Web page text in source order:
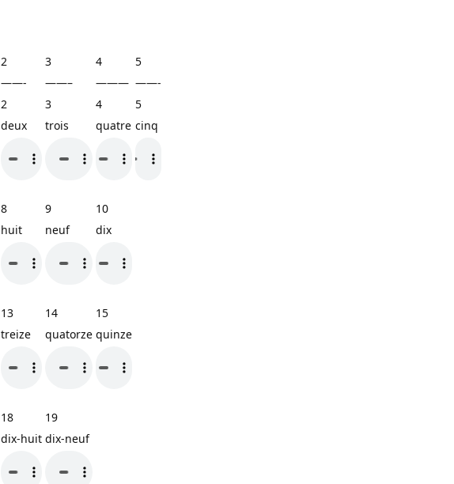
2 3 4
5
——- ——– ——— ——-
2 3 4
5
deux trois quatre cinq
8 9
10
huit neuf dix
13 14
15
treize quatorze quinze
18
19
dix-huit dix-neuf